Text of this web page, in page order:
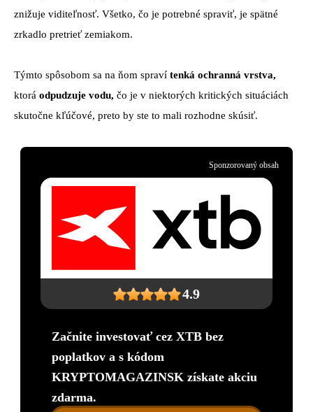
znižuje viditeľnosť. Všetko, čo je potrebné spraviť, je spätné
zrkadlo pretrieť zemiakom.
Týmto spôsobom sa na ňom spraví tenká ochranná vrstva,
ktorá odpudzuje vodu, čo je v niektorých kritických situáciách
skutočne kľúčové, preto by ste to mali rozhodne skúsiť.
4.9
Začnite investovať cez XTB bez
poplatkov a s kódom
KRYPTOMAGAZINSK získate akciu
zdarma.
Sponzorovaný obsah